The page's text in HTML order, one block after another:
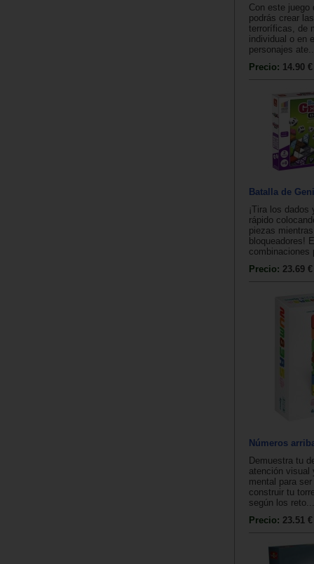
Con este juego
podrás crear
terroríficas, de
individual o en
personajes
Precio: 14.90 €
Batalla de
¡Tira los
rápido
piezas
bloqueadores!
combinaciones
Precio: 23.69 €
Números
Demuestra tu
atención visual
mental para
construir tu
según los reto...
Precio: 23.51 €